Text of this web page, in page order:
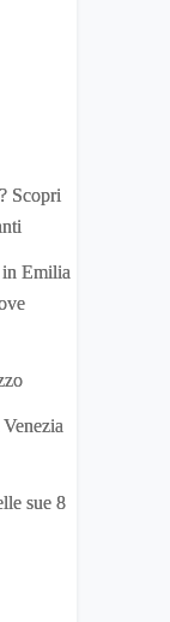
Scopri
Emilia
sue 8